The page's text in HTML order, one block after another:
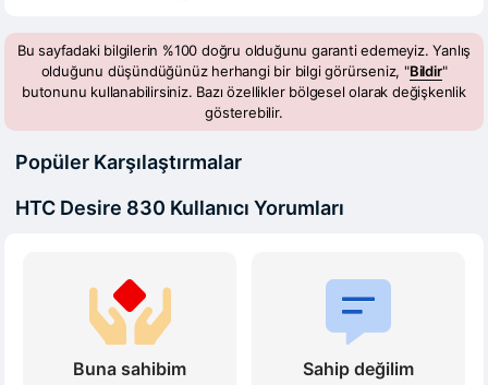
Bu sayfadaki bilgilerin %100 doğru olduğunu garanti edemeyiz. Yanlış
olduğunu düşündüğünüz herhangi bir bilgi görürseniz, "Bildir"
butonunu kullanabilirsiniz. Bazı özellikler bölgesel olarak değişkenlik
gösterebilir.
Popüler Karşılaştırmalar
HTC Desire 830 Kullanıcı Yorumları
Buna sahibim Sahip değilim